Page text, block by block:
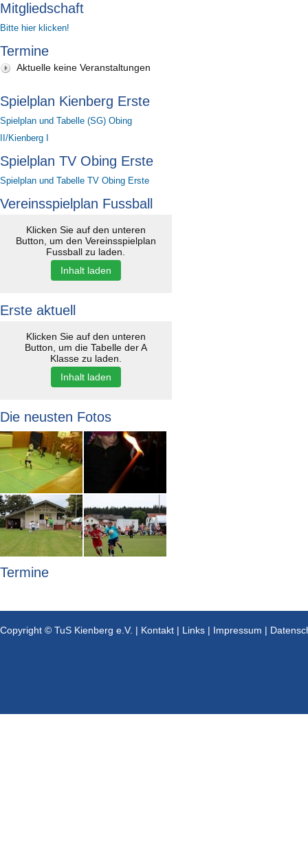
Mitgliedschaft
Bitte hier klicken!
Termine
Aktuelle keine Veranstaltungen
Spielplan Kienberg Erste
Spielplan und Tabelle (SG) Obing
II/Kienberg I
Spielplan TV Obing Erste
Spielplan und Tabelle TV Obing Erste
Vereinsspielplan Fussball
Klicken Sie auf den unteren
Button, um den Vereinsspielplan
Fussball zu laden.
Inhalt laden
Erste aktuell
Klicken Sie auf den unteren
Button, um die Tabelle der A
Klasse zu laden.
Inhalt laden
Die neusten Fotos
Termine
Copyright © TuS Kienberg e.V. | Kontakt | Links | Impressum |